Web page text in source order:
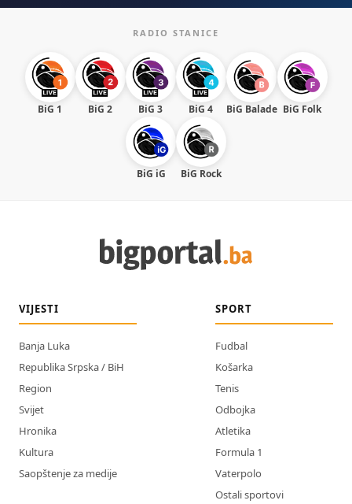
RADIO STANICE
BiG 1 BiG 2 BiG 3 BiG 4 BiG Balade BiG Folk
BiG iG BiG Rock
VIJESTI
Banja Luka
Republika Srpska / BiH
Region
Svijet
Hronika
Kultura
Saopštenje za medije
SPORT
Fudbal
Košarka
Tenis
Odbojka
Atletika
Formula 1
Vaterpolo
Ostali sportovi